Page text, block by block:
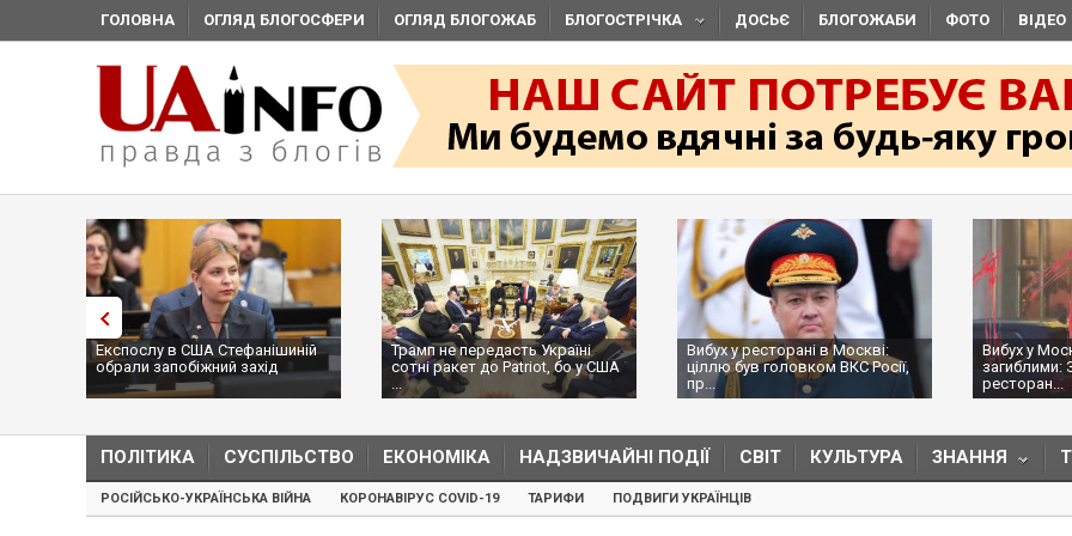
ГОЛОВНА ОГЛЯД БЛОГОСФЕРИ ОГЛЯД БЛОГОЖАБ БЛОГОСТРІЧКА ДОСЬЄ БЛОГОЖАБИ ФОТО ВІДЕО
Експослу в США Стефанішиній
обрали запобіжний захід
Трамп не передасть Україні
сотні ракет до Patriot, бо у США
...
Вибух у ресторані в Москві:
ціллю був головком ВКС Росії,
пр...
Вибух у
загиблими:
ресторан...
ПОЛІТИКА СУСПІЛЬСТВО ЕКОНОМІКА НАДЗВИЧАЙНІ ПОДІЇ СВІТ КУЛЬТУРА ЗНАННЯ
РОСІЙСЬКО-УКРАЇНСЬКА ВІЙНА КОРОНАВІРУС COVID-19 ТАРИФИ ПОДВИГИ УКРАЇНЦІВ